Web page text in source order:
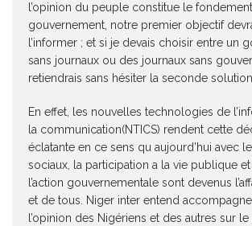
l’opinion du peuple constitue le
gouvernement, notre premier objectif
l’informer ; et si je devais choisir entre un
sans journaux ou des journaux sans
retiendrais sans hésiter la seconde solution
En effet, les nouvelles technologies de
la communication(NTICS) rendent cette
éclatante en ce sens qu aujourd’hui avec
sociaux, la participation a la vie publique
l’action gouvernementale sont devenus
et de tous. Niger inter entend
l’opinion des Nigériens et des autres sur le